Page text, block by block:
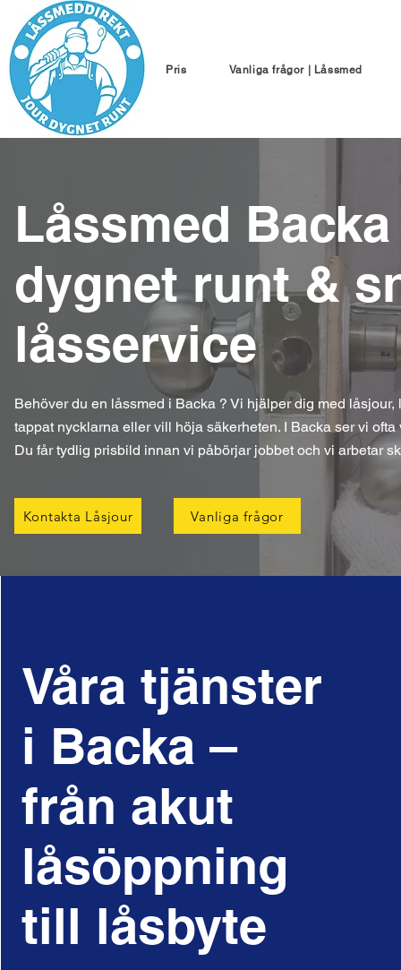
Pris Vanliga frågor | Låssmed
Låssmed
dygnet runt &
låsservice
Behöver du en låssmed i Backa ? Vi hjälper dig med
tappat nycklarna eller vill höja säkerheten. I Backa ser vi
Du får tydlig prisbild innan vi påbörjar jobbet och vi arbetar
Kontakta Låsjour Vanliga frågor
Våra tjänster
i Backa –
från akut
låsöppning
till låsbyte